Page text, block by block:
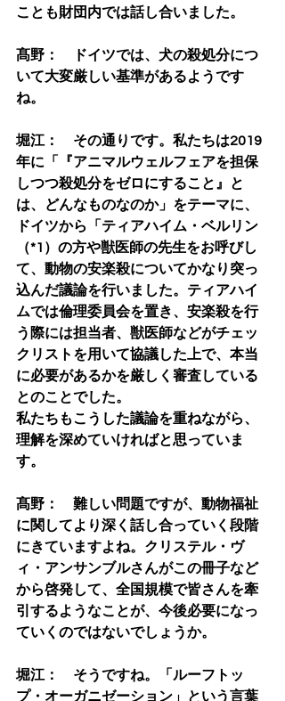
ことも財団内では話し合いました。
髙野：　ドイツでは、犬の殺処分につ
いて大変厳しい基準があるようです
ね。
堀江：　その通りです。私たちは2019
年に「『アニマルウェルフェアを担保
しつつ殺処分をゼロにすること』と
は、どんなものなのか」をテーマに、
ドイツから「ティアハイム・ベルリン
（*1）の方や獣医師の先生をお呼びし
て、動物の安楽殺についてかなり突っ
込んだ議論を行いました。ティアハイ
ムでは倫理委員会を置き、安楽殺を行
う際には担当者、獣医師などがチェッ
クリストを用いて協議した上で、本当
に必要があるかを厳しく審査している
とのことでした。
私たちもこうした議論を重ねながら、
理解を深めていければと思っていま
す。
髙野：　難しい問題ですが、動物福祉
に関してより深く話し合っていく段階
にきていますよね。クリステル・ヴ
ィ・アンサンブルさんがこの冊子など
から啓発して、全国規模で皆さんを牽
引するようなことが、今後必要になっ
ていくのではないでしょうか。
堀江：　そうですね。「ルーフトッ
プ・オーガニゼーション」という言葉